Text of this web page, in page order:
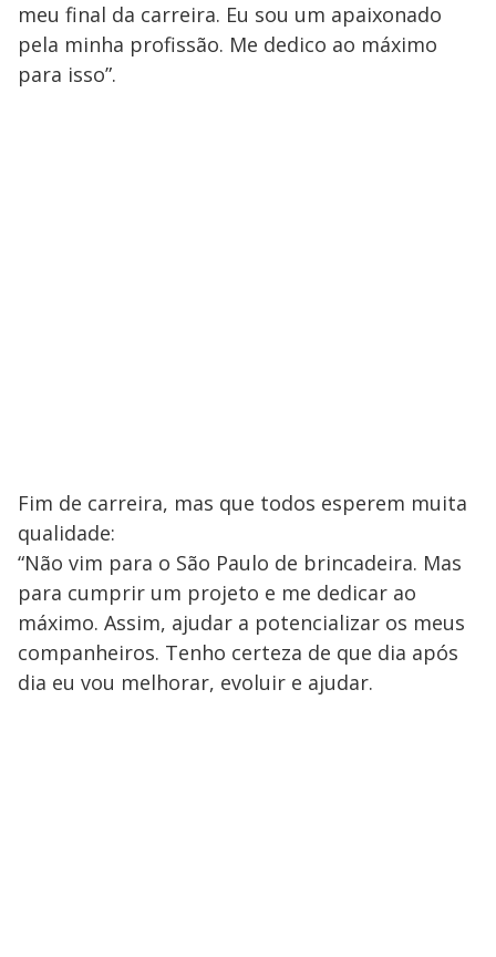
meu final da carreira. Eu sou um apaixonado
pela minha profissão. Me dedico ao máximo
para isso”.
Fim de carreira, mas que todos esperem muita
qualidade:
“Não vim para o São Paulo de brincadeira. Mas
para cumprir um projeto e me dedicar ao
máximo. Assim, ajudar a potencializar os meus
companheiros. Tenho certeza de que dia após
dia eu vou melhorar, evoluir e ajudar.